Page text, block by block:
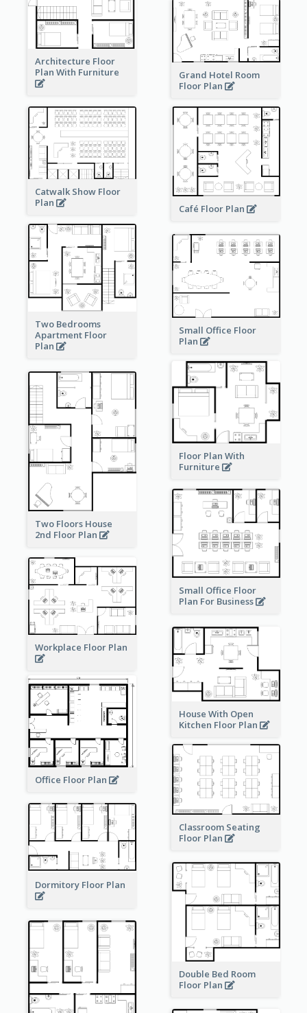
Architecture Floor
Plan With Furniture
Grand Hotel Room
Floor Plan
Catwalk Show Floor
Plan
Café Floor Plan
Two Bedrooms
Apartment Floor
Plan
Small Office Floor
Plan
Floor Plan With
Furniture
Two Floors House
2nd Floor Plan
Small Office Floor
Plan For Business
Workplace Floor Plan
House With Open
Kitchen Floor Plan
Office Floor Plan
Classroom Seating
Floor Plan
Dormitory Floor Plan
Double Bed Room
Floor Plan